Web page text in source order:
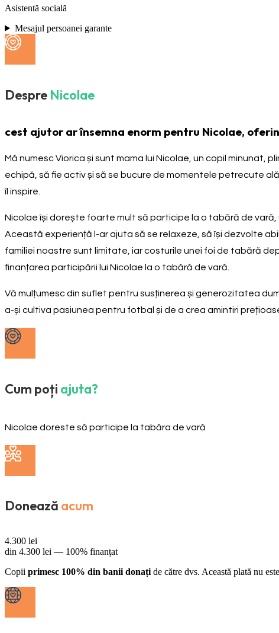
Asistentă socială
Mesajul persoanei garante
Despre Nicolae
cest ajutor ar însemna enorm pentru Nicolae,
Mă numesc Viorica și sunt mama lui Nicolae, un copil
echipă, să fie activ și să se bucure de momentele petrecute
îl inspire.
Nicolae își dorește foarte mult să participe la o tabără de
Această experiență l-ar ajuta să se relaxeze, să își dezvolte
familiei noastre sunt limitate, iar costurile unei foi de tabără
finanțarea participării lui Nicolae la o tabără de vară.
Vă mulțumesc din suflet pentru susținerea și generozitatea
a-și cultiva pasiunea pentru fotbal și de a crea amintiri
Cum poți ajuta?
Nicolae doreste să participe la tabăra de vară
Donează acum
4.300 lei
din 4.300 lei — 100% finanțat
Copii primesc 100% din banii donați de către dvs. Această plată nu